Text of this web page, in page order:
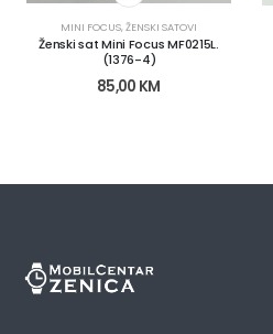
MINI FOCUS,ŽENSKI SATOVI
Ženski sat Mini Focus MF0215L.
(1376-4)
85,00 KM